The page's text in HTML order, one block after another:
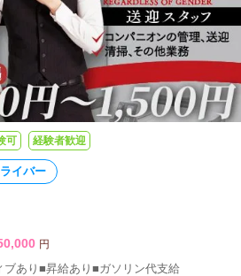
可 経験者歓迎
イバー
円
ブあり■昇給あり■ガソリン代支給